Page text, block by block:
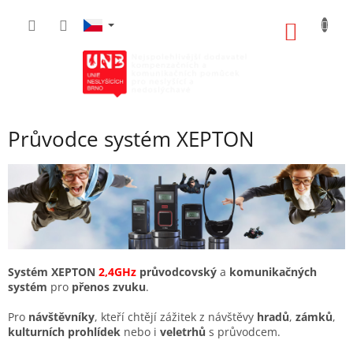
Průvodce systém XEPTON
Systém XEPTON 2,4GHz průvodcovský a komunikačných
systém pro přenos zvuku.
Pro návštěvníky, kteří chtějí zážitek z návštěvy hradů, zámků,
kulturních prohlídek nebo i veletrhů s průvodcem.